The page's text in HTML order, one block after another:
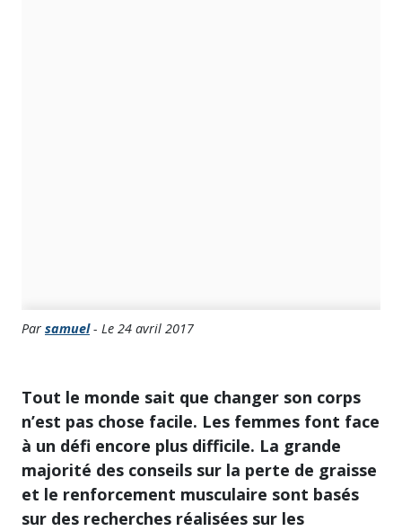
Par samuel- Le 24 avril 2017
Tout le monde sait que changer son corps
n’est pas chose facile. Les femmes font face
à un défi encore plus difficile. La grande
majorité des conseils sur la perte de graisse
et le renforcement musculaire sont basés
sur des recherches réalisées sur les